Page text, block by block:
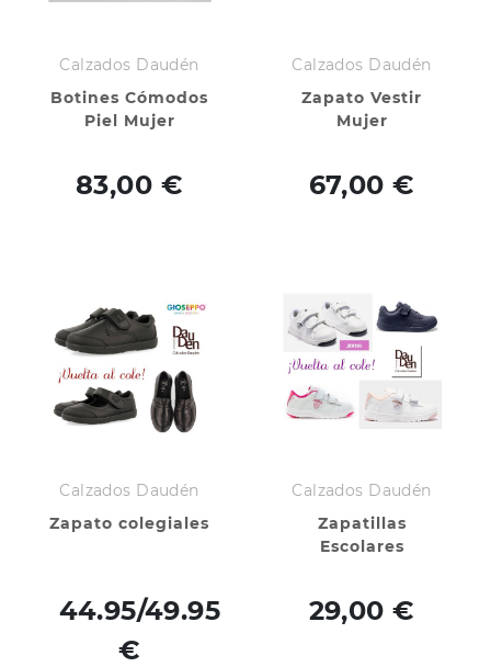
Calzados Daudén
Botines Cómodos
Piel Mujer
83,00 €
Calzados Daudén
Zapato Vestir
Mujer
67,00 €
Calzados Daudén
Zapato colegiales
44.95/49.95
€
Calzados Daudén
Zapatillas
Escolares
29,00 €